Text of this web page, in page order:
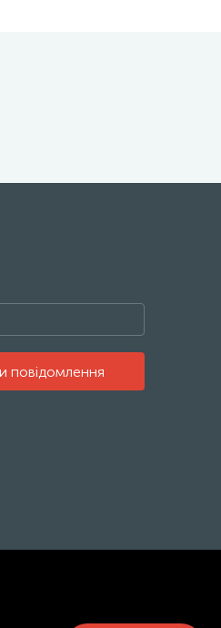
повідомлення